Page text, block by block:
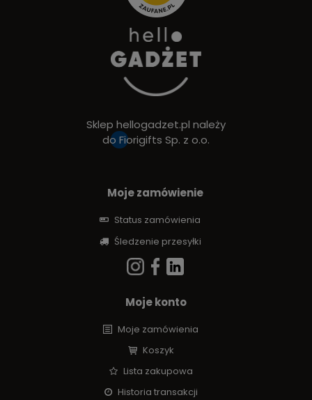
Sklep hellogadzet.pl należy
do Fiorigifts Sp. z o.o.
Moje zamówienie
Status zamówienia
Śledzenie przesyłki
Moje konto
Moje zamówienia
Koszyk
Lista zakupowa
Historia transakcji